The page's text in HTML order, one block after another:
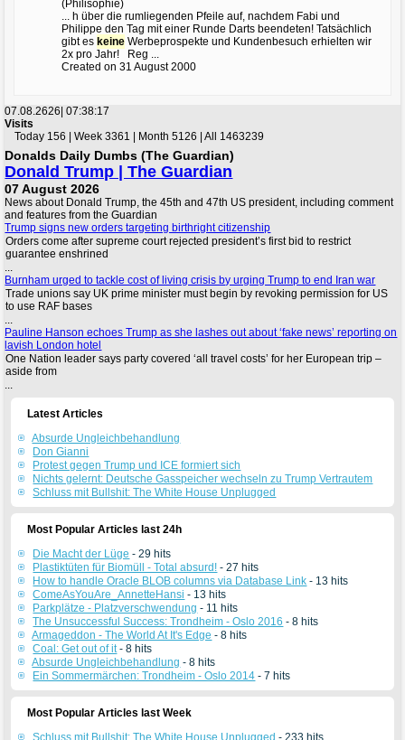
(Philisophie)
... h über die rumliegenden Pfeile auf, nachdem Fabi und
Philippe den Tag mit einer Runde Darts beendeten! Tatsächlich
gibt es keine Werbeprospekte und Kundenbesuch erhielten wir
2x pro Jahr! Reg ...
Created on 31 August 2000
07.08.2626|07:38:17
Visits
Today 156 | Week 3361 | Month 5126 | All 1463239
Donalds Daily Dumbs (The Guardian)
Donald Trump | The Guardian
07 August 2026
News about Donald Trump, the 45th and 47th US president, including comment
and features from the Guardian
Trump signs new orders targeting birthright citizenship
Orders come after supreme court rejected president’s first bid to restrict
guarantee enshrined
...
Burnham urged to tackle cost of living crisis by urging Trump to end Iran war
Trade unions say UK prime minister must begin by revoking permission for US
to use RAF bases
...
Pauline Hanson echoes Trump as she lashes out about ‘fake news’ reporting on
lavish London hotel
One Nation leader says party covered ‘all travel costs’ for her European trip –
aside from
...
Latest Articles
Absurde Ungleichbehandlung
Don Gianni
Protest gegen Trump und ICE formiert sich
Nichts gelernt: Deutsche Gasspeicher wechseln zu Trump Vertrautem
Schluss mit Bullshit: The White House Unplugged
Most Popular Articles last 24h
Die Macht der Lüge - 29 hits
Plastiktüten für Biomüll - Total absurd! - 27 hits
How to handle Oracle BLOB columns via Database Link - 13 hits
ComeAsYouAre_AnnetteHansi - 13 hits
Parkplätze - Platzverschwendung - 11 hits
The Unsuccessful Success: Trondheim - Oslo 2016 - 8 hits
Armageddon - The World At It's Edge - 8 hits
Coal: Get out of it- 8 hits
Absurde Ungleichbehandlung - 8 hits
Ein Sommermärchen: Trondheim - Oslo 2014 - 7 hits
Most Popular Articles last Week